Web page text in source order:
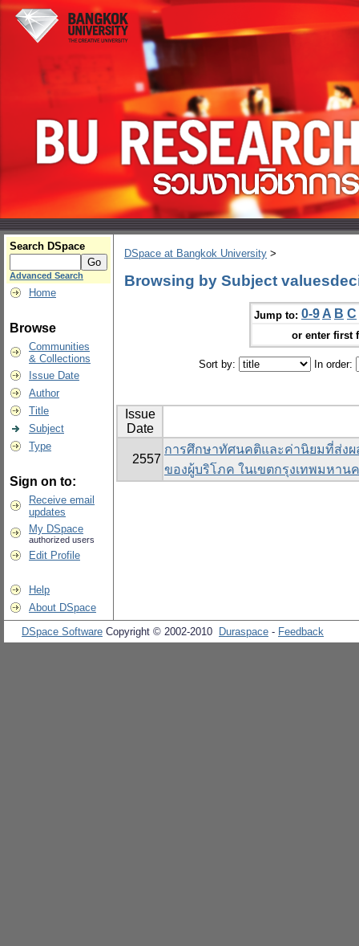
Search DSpace
Advanced Search
Home
Browse
Communities
& Collections
Issue Date
Author
Title
Subject
Type
Sign on to:
Receive email
updates
My DSpace
authorized users
Edit Profile
Help
About DSpace
DSpace at Bangkok University >
Browsing by Subject
Jump to: 0-9 A B C
or enter first
Sort by: In order:
Issue
Date
2557
การศึกษาทัศนคติและค่านิยมที่ส่ง
ของผู้บริโภค ในเขตกรุงเทพมหาน
DSpace Software Copyright © 2002-2010 Duraspace - Feedback